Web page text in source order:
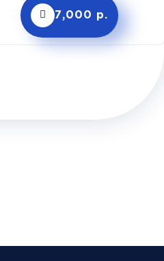
7,000 р.